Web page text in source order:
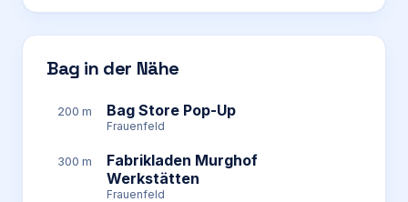
Bag in der Nähe
200 m Bag Store Pop-Up
Frauenfeld
300 m
Fabrikladen Murghof
Werkstätten
Frauenfeld